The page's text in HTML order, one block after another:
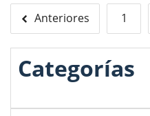
Paginación
de
entradas
Anteriores 1
Categorías